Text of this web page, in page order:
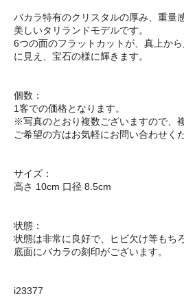
バカラ特有のクリスタルの厚み、重量
美しいタリランドモデルです。
6つの面のフラットカットが、真上か
に見え、宝石の様に輝きます。
個数：
1客での価格となります。
※写真のとおり複数ございますので、
ご希望の方はお気軽にお問い合わせく
サイズ：
高さ 10cm 口径 8.5cm
状態：
状態は非常に良好で、ヒビ欠け等もち
底面にバカラの刻印がございます。
i23377